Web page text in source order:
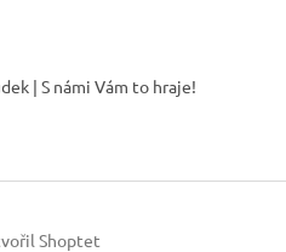
| S námi Vám to hraje!
Shoptet